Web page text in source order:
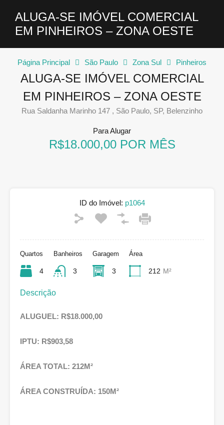
ALUGA-SE IMÓVEL COMERCIAL
EM PINHEIROS – ZONA OESTE
Página Principal São Paulo Zona Sul Pinheiros
ALUGA-SE IMÓVEL COMERCIAL
EM PINHEIROS – ZONA OESTE
Rua Saldanha Marinho 147 , São Paulo, SP, Belenzinho
Para Alugar
R$18.000,00 POR MÊS
ID do Imóvel: p1064
Quartos
4
Banheiros
3
Garagem
3
Área
212 M²
Descrição
ALUGUEL: R$18.000,00
IPTU: R$903,58
ÁREA TOTAL: 212M²
ÁREA CONSTRUÍDA: 150M²